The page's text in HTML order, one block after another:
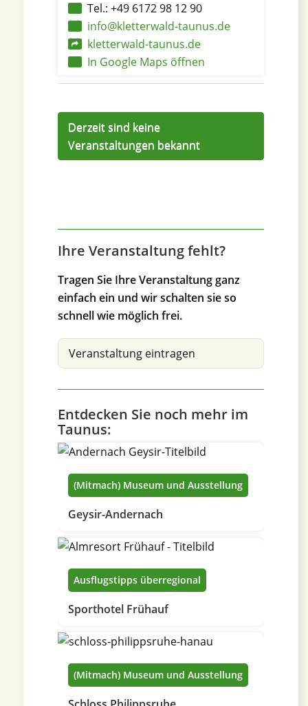
Tel.: +49 6172 98 12 90
info@kletterwald-taunus.de
kletterwald-taunus.de
In Google Maps öffnen
Derzeit sind keine
Veranstaltungen bekannt
Ihre Veranstaltung fehlt?
Tragen Sie Ihre Veranstaltung ganz
einfach ein und wir schalten sie so
schnell wie möglich frei.
Veranstaltung eintragen
Entdecken Sie noch mehr im
Taunus:
(Mitmach) Museum und Ausstellung
Geysir-Andernach
Ausflugstipps überregional
Sporthotel Frühauf
(Mitmach) Museum und Ausstellung